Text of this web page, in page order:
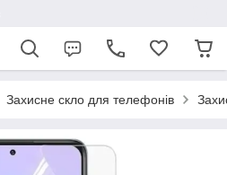
Захисне скло для телефонів